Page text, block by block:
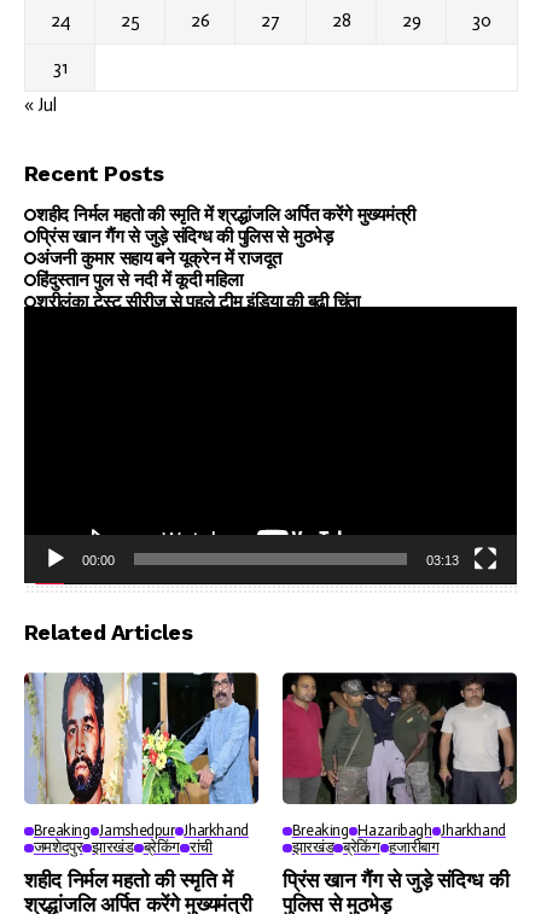
24 25 26 27 28 29 30
31
« Jul
Recent Posts
शहीद निर्मल महतो की स्मृति में श्रद्धांजलि अर्पित करेंगे मुख्यमंत्री
प्रिंस खान गैंग से जुड़े संदिग्ध की पुलिस से मुठभेड़
अंजनी कुमार सहाय बने यूक्रेन में राजदूत
हिंदुस्तान पुल से नदी में कूदी महिला
श्रीलंका टेस्ट सीरीज से पहले टीम इंडिया की बढ़ी चिंता
Player
00:00 03:13
Related Articles
Breaking Jamshedpur Jharkhand
जमशेदपुर झारखंड ब्रेकिंग रांची
शहीद निर्मल महतो की स्मृति में
श्रद्धांजलि अर्पित करेंगे मुख्यमंत्री
Breaking Hazaribagh Jharkhand
झारखंड ब्रेकिंग हजारीबाग
प्रिंस खान गैंग से जुड़े संदिग्ध की
पुलिस से मुठभेड़